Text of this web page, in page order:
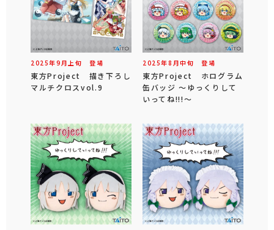
2025年9 月 上旬 登場
東方Project 描き下ろし
マルチクロスvol.9
2025年8 月中旬 登場
東方Project ホログラム
缶バッジ ～ゆっくりして
いってね!!!～